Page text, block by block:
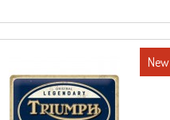
New